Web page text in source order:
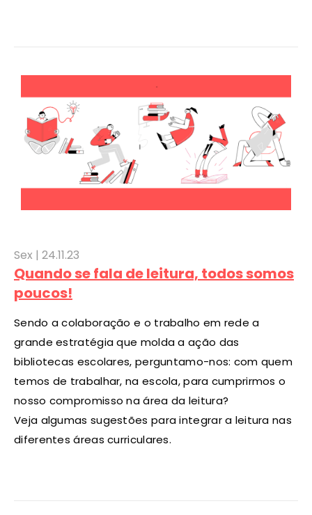
Sex | 24.11.23
Quando se fala de leitura, todos somos
poucos!
Sendo a colaboração e o trabalho em rede a
grande estratégia que molda a ação das
bibliotecas escolares, perguntamo-nos: com quem
temos de trabalhar, na escola, para cumprirmos o
nosso compromisso na área da leitura?
Veja algumas sugestões para integrar a leitura nas
diferentes áreas curriculares.